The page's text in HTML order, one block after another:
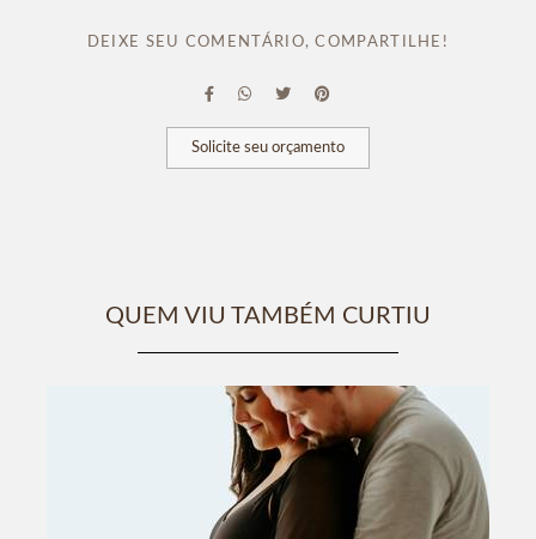
DEIXE SEU COMENTÁRIO, COMPARTILHE!
Solicite seu orçamento
QUEM VIU TAMBÉM CURTIU